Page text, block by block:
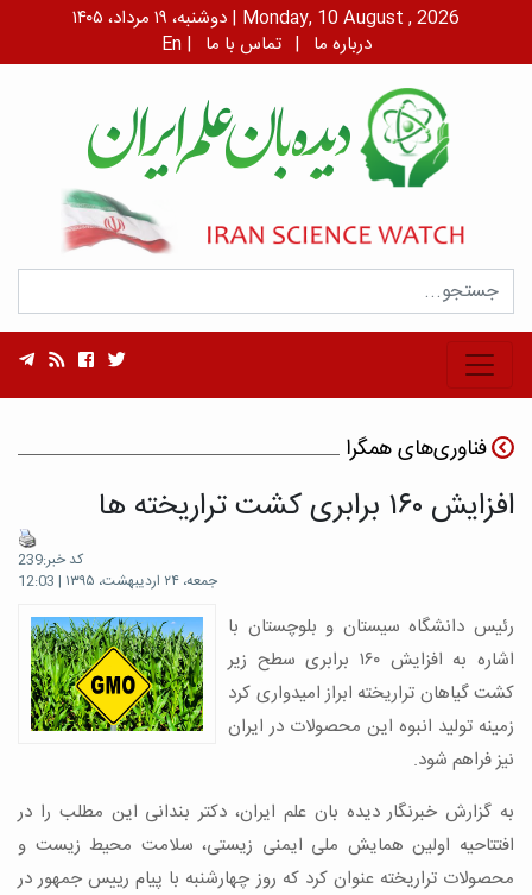
دوشنبه، ۱۹ مرداد، ۱۴۰۵ | Monday, 10 August , 2026
En | درباره ما | تماس با ما
فناوری‌های همگرا
افزایش ۱۶۰ برابری کشت تراریخته ها
کد خبر:239
جمعه، ۲۴ اردیبهشت، ۱۳۹۵ | 12:03
رئیس دانشگاه سیستان و بلوچستان با
اشاره به افزایش ۱۶۰ برابری سطح زیر
کشت گیاهان تراریخته ابراز امیدواری کرد
زمینه تولید انبوه این محصولات در ایران
نیز فراهم شود.
به گزارش خبرنگار دیده بان علم ایران، دکتر بندانی این مطلب را در
افتتاحیه اولین همایش ملی ایمنی زیستی، سلامت محیط زیست و
محصولات تراریخته عنوان کرد که روز چهارشنبه با پیام رییس جمهور در